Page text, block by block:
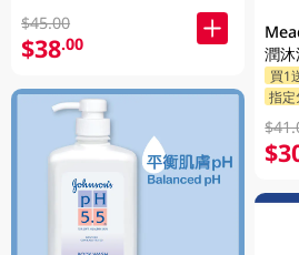
$45.00
$38.00
潤
買1
指定